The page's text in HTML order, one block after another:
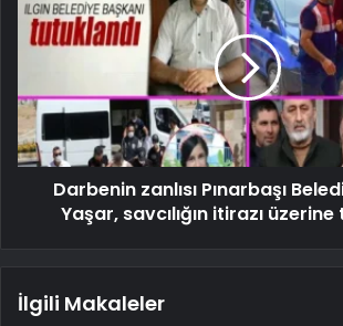
Darbenin zanlısı Pınarbaşı
Yaşar, savcılığın itirazı
İlgili Makaleler